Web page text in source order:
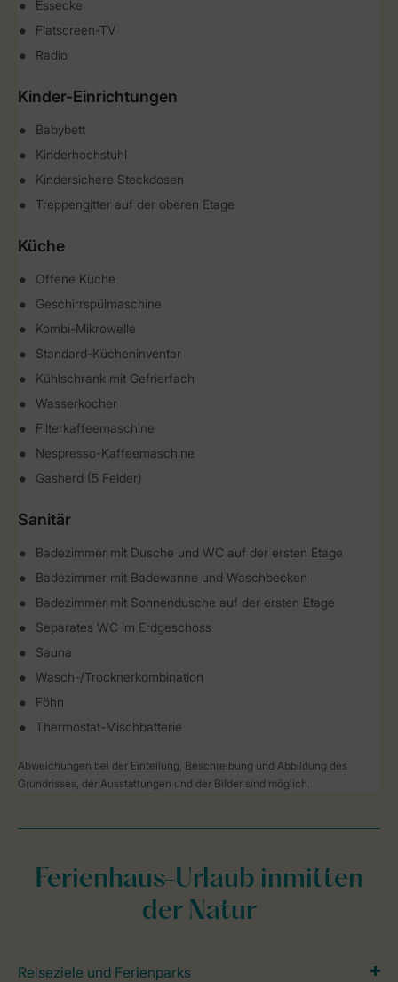
Essecke
Flatscreen-TV
Radio
Kinder-Einrichtungen
Babybett
Kinderhochstuhl
Kindersichere Steckdosen
Treppengitter auf der oberen Etage
Küche
Offene Küche
Geschirrspülmaschine
Kombi-Mikrowelle
Standard-Kücheninventar
Kühlschrank mit Gefrierfach
Wasserkocher
Filterkaffeemaschine
Nespresso-Kaffeemaschine
Gasherd (5 Felder)
Sanitär
Badezimmer mit Dusche und WC auf der ersten Etage
Badezimmer mit Badewanne und Waschbecken
Badezimmer mit Sonnendusche auf der ersten Etage
Separates WC im Erdgeschoss
Sauna
Wasch-/Trocknerkombination
Föhn
Thermostat-Mischbatterie
Abweichungen bei der Einteilung, Beschreibung und Abbildung des
Grundrisses, der Ausstattungen und der Bilder sind möglich.
Ferienhaus-Urlaub inmitten
der Natur
Reiseziele und Ferienparks